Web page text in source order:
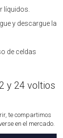
líquidos.
y descargue la
de celdas
y 24 voltios
te compartimos
en el mercado.